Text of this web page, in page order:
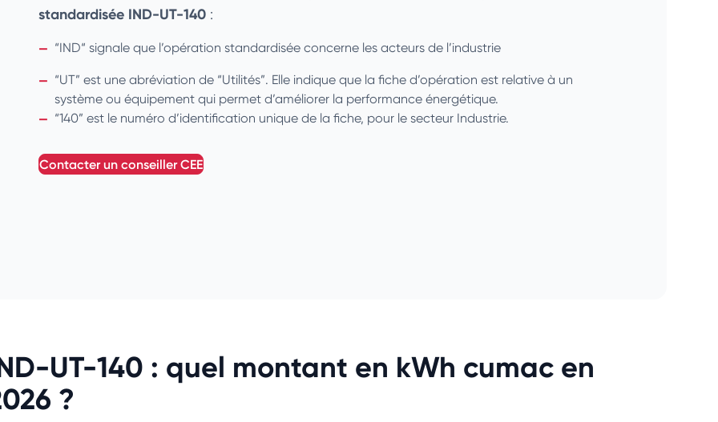
standardisée IND-UT-140 :
“IND“ signale que l’opération standardisée concerne les acteurs de l’industrie
“UT” est une abréviation de “Utilités”. Elle indique que la fiche d’opération est relative à un
système ou équipement qui permet d’améliorer la performance énergétique.
“140” est le numéro d’identification unique de la fiche, pour le secteur Industrie.
contacter un conseillerCEE
UT-140 : quel montant en kWh cumac en
?